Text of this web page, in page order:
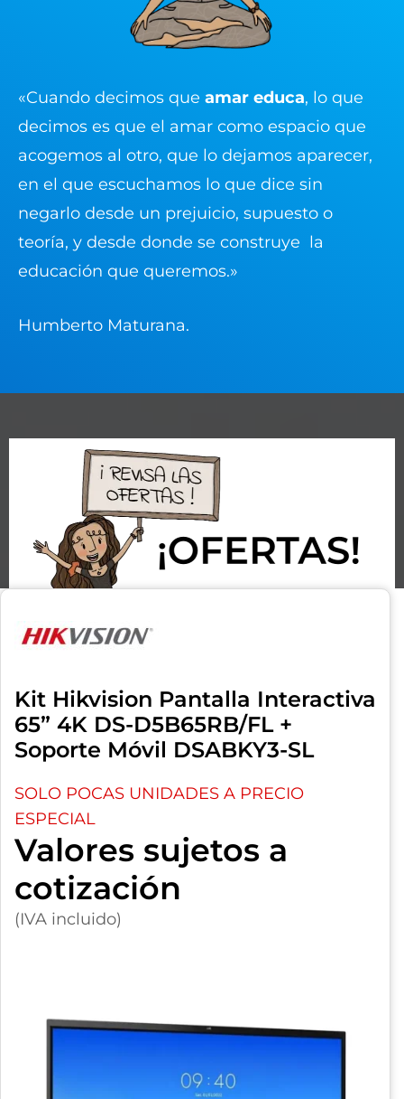
«Cuando decimos que amar educa, lo que
decimos es que el amar como espacio que
acogemos al otro, que lo dejamos aparecer,
en el que escuchamos lo que dice sin
negarlo desde un prejuicio, supuesto o
teoría, y desde donde se construye la
educación que queremos.»
Humberto Maturana.
Kit Hikvision Pantalla Interactiva
65” 4K DS-D5B65RB/FL +
Soporte Móvil DSABKY3-SL
SOLO POCAS UNIDADES A PRECIO
ESPECIAL
Valores sujetos a
cotización
(IVA incluido)